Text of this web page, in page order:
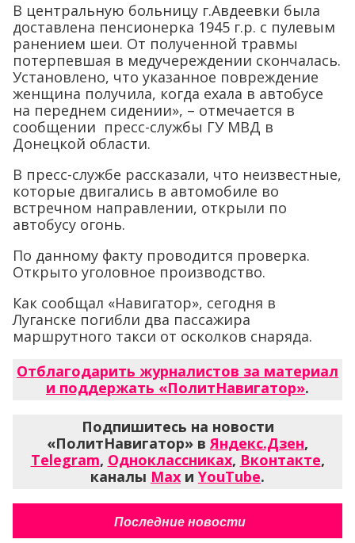
В центральную больницу г.Авдеевки была
доставлена пенсионерка 1945 г.р. с пулевым
ранением шеи. От полученной травмы
потерпевшая в медучереждении скончалась.
Установлено, что указанное повреждение
женщина получила, когда ехала в автобусе
на переднем сидении», – отмечается в
сообщении пресс-службы ГУ МВД в
Донецкой области.
В пресс-службе рассказали, что неизвестные,
которые двигались в автомобиле во
встречном направлении, открыли по
автобусу огонь.
По данному факту проводится проверка.
Открыто уголовное производство.
Как сообщал «Навигатор», сегодня в
Луганске погибли два пассажира
маршрутного такси от осколков снаряда.
Отблагодарить журналистов за материал
и поддержать «ПолитНавигатор».
Подпишитесь на новости
«ПолитНавигатор» вЯндекс.Дзен,
Telegram, Одноклассниках, Вконтакте,
каналы Max и YouTube.
Последние новости